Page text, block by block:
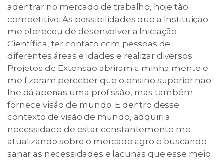
Internacionalização
UATI
adentrar no mercado de trabalho, hoje tão
competitivo. As possibilidades que a Instituição
me ofereceu de desenvolver a Iniciação
Científica, ter contato com pessoas de
diferentes áreas e idades e realizar diversos
Projetos de Extensão abriram a minha mente e
me fizeram perceber que o ensino superior não
lhe dá apenas uma profissão, mas também
fornece visão de mundo. E dentro desse
contexto de visão de mundo, adquiri a
necessidade de estar constantemente me
atualizando sobre o mercado agro e buscando
sanar as necessidades e lacunas que esse meio